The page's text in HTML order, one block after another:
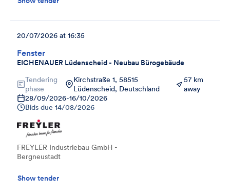
Fenster
EICHENAUER Lüdenscheid - Neubau Bürogebäude
20/07/2026 at 16:35
Tendering
phase
Kirchstraße 1, 58515
Lüdenscheid, Deutschland
57 km
away
28/09/2026-16/10/2026
Bids due 14/08/2026
FREYLER Industriebau GmbH -
Bergneustadt
Show tender